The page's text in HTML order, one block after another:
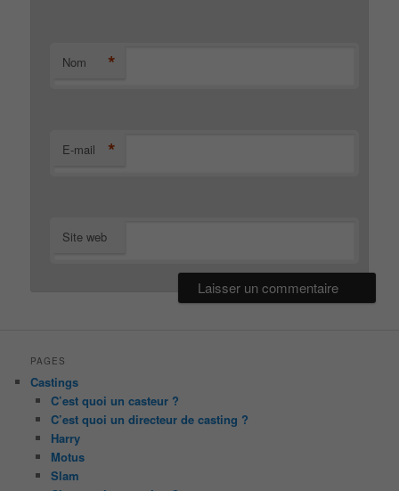
Nom *
E-mail *
Site web
PAGES
Castings
C’est quoi un casteur ?
C’est quoi un directeur de casting ?
Harry
Motus
Slam